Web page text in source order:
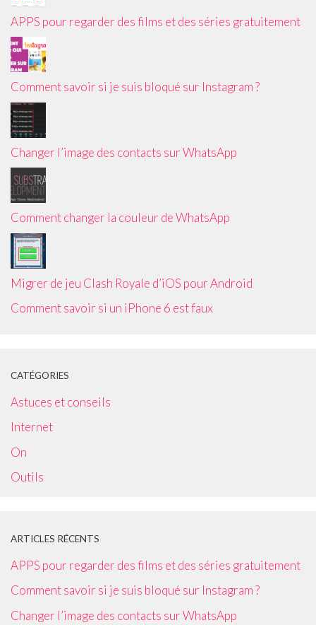
APPS pour regarder des films et des séries gratuitement
Comment savoir si je suis bloqué sur Instagram ?
Changer l’image des contacts sur WhatsApp
Comment changer la couleur de WhatsApp
Migrer de jeu Clash Royale d’iOS pour Android
Comment savoir si un iPhone 6 est faux
CATÉGORIES
Astuces et conseils
Internet
On
Outils
ARTICLES RÉCENTS
APPS pour regarder des films et des séries gratuitement
Comment savoir si je suis bloqué sur Instagram ?
Changer l’image des contacts sur WhatsApp